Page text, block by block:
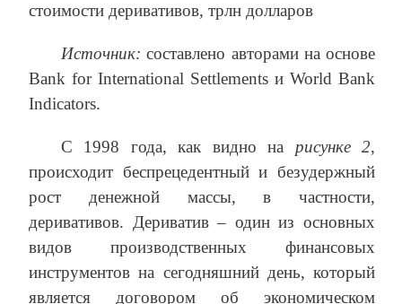
стоимости деривативов, трлн долларов
Источник: составлено авторами на основе
Bank for International Settlements и World Bank
Indicators.
С 1998 года, как видно на рисунке 2,
происходит беспрецедентный и безудержный
рост денежной массы, в частности,
деривативов. Дериватив – один из основных
видов производственных финансовых
инструментов на сегодняшний день, который
является договором об экономическом